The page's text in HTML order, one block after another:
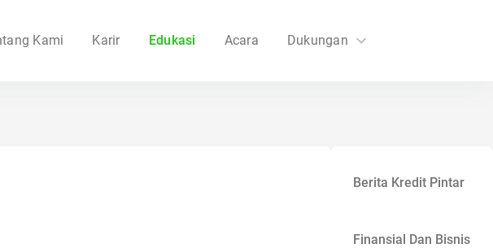
Kami Karir Edukasi Acara Dukungan
Berita Kredit Pintar
Finansial Dan Bisnis